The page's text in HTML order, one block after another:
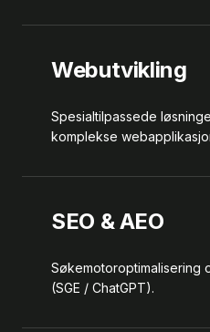
Webutvikling
Spesialtilpassede
komplekse
SEO & AEO
Søkemotoroptimalisering
(SGE / ChatGPT).